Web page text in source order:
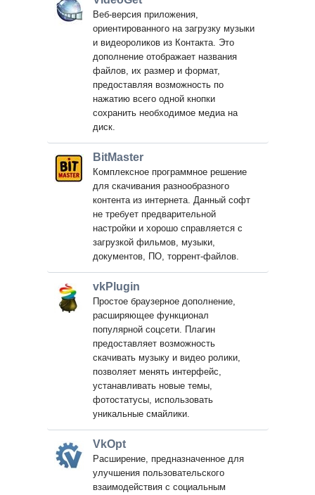
Веб-версия приложения,
ориентированного на загрузку музыки
и видеороликов из Контакта. Это
дополнение отображает названия
файлов, их размер и формат,
предоставляя возможность по
нажатию всего одной кнопки
сохранить необходимое медиа на
диск.
BitMaster
Комплексное программное решение
для скачивания разнообразного
контента из интернета. Данный софт
не требует предварительной
настройки и хорошо справляется с
загрузкой фильмов, музыки,
документов, ПО, торрент-файлов.
vkPlugin
Простое браузерное дополнение,
расширяющее функционал
популярной соцсети. Плагин
предоставляет возможность
скачивать музыку и видео ролики,
позволяет менять интерфейс,
устанавливать новые темы,
фотостатусы, использовать
уникальные смайлики.
VkOpt
Расширение, предназначенное для
улучшения пользовательского
взаимодействия с социальным